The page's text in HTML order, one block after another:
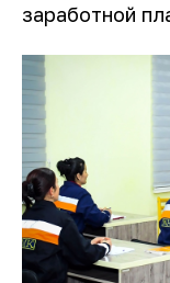
заработной